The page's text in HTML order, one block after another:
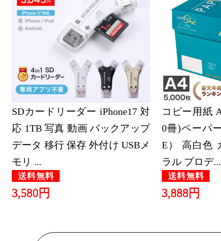
グ：15位
2026/06/13
パソコン
グ：10位
2026/06/12
パソコン
グ：22位
2026/06/11
パソコン
グ：25位
2026/06/10
SDカードリーダー iPhone17 対
応 1TB 写真 動画 バックアップ
データ 移行 保存 外付け USBメ
モリ ...
送料無料
3,580円
コピー用紙
0冊)ペーパ
E） 高白色
ラル プロデ...
送料無料
3,888円